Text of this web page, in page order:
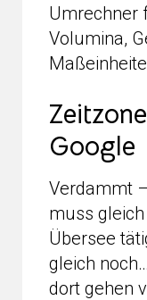
Umrechner
Volumina,
Google
Verdammt
muss
Übersee
gleich
dort gehen